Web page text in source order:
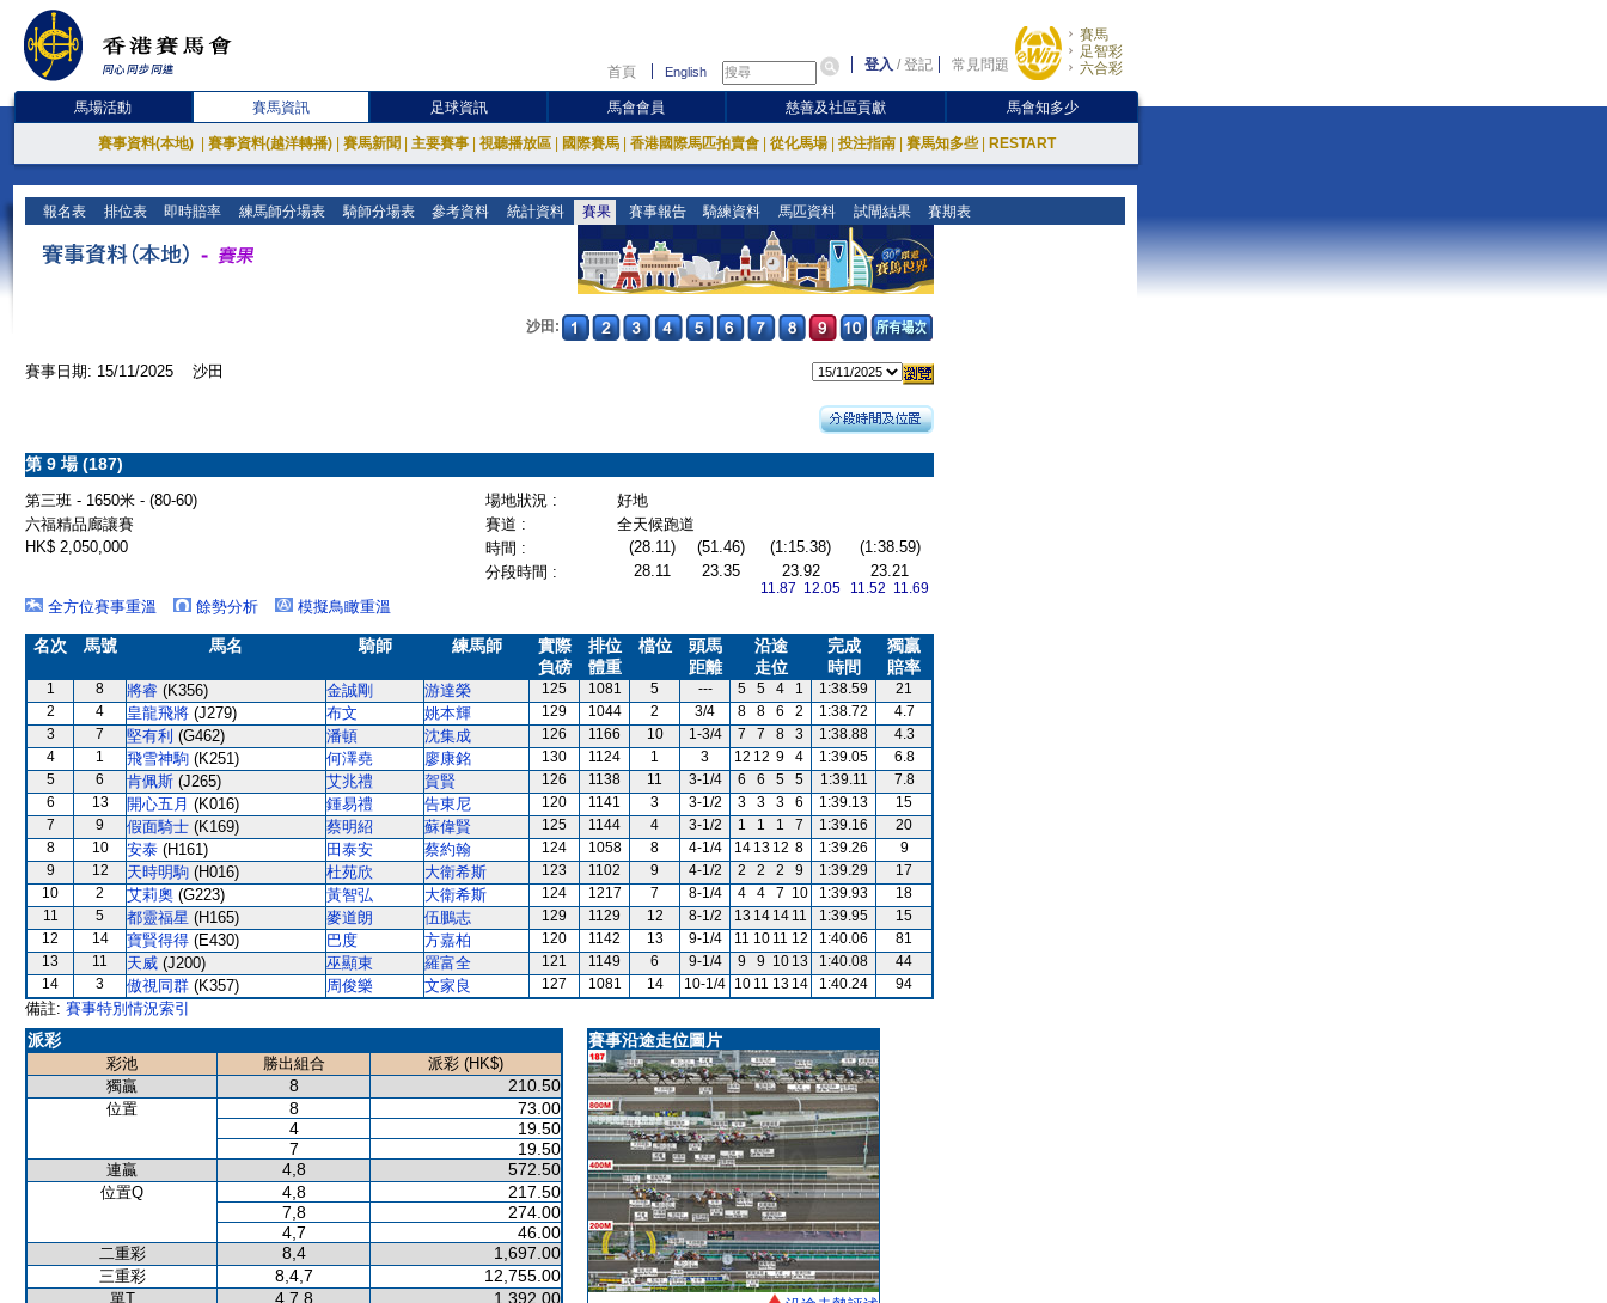
首頁 English 登入 /登記 常見問題
賽馬
足智彩
六合彩
馬場活動 賽馬資訊 足球資訊 馬會會員 慈善及社區貢獻 馬會知多少
賽事資料(本地) 賽事資料(越洋轉播) 賽馬新聞 主要賽事 視聽播放區 國際賽馬 香港國際馬匹拍賣會 從化馬場 投注指南 賽馬知多些 RESTART
報名表 排位表 即時賠率 練馬師分場表 騎師分場表 參考資料 統計資料 賽果 賽事報告 騎練資料 馬匹資料 試閘結果 賽期表
沙田:
賽事日期: 15/11/2025 沙田
第 9 場 (187)
第三班 - 1650米 - (80-60) 場地狀況 :
好地
六福精品廊讓賽
賽道 :
全天候跑道
HK$ 2,050,000
時間 : (28.11) (51.46) (1:15.38)
(1:38.59)
分段時間 :
28.11 23.35 23.92
11.87 12.05
23.21
11.52 11.69
全方位賽事重溫 餘勢分析 模擬鳥瞰重溫
名次 馬號 馬名 騎師 練馬師
實際
負磅
排位
體重
檔位
頭馬
距離
沿途
走位
完成
時間
獨贏
賠率
1 8 將睿 (K356) 金誠剛 游達榮 125 1081 5 --- 5 5 4 1 1:38.59
21
2
4 皇龍飛將 (J279) 布文 姚本輝 129 1044 2 3/4 8 8 6 2 1:38.72
4.7
3
7 堅有利 (G462) 潘頓 沈集成 126 1166 10 1-3/4 7 7 8 3 1:38.88
4.3
4
1 飛雪神駒 (K251) 何澤堯 廖康銘 130 1124 1 3 12 12 9 4 1:39.05
6.8
5
6 肯佩斯 (J265) 艾兆禮 賀賢 126 1138 11 3-1/4 6 6 5 5 1:39.11
7.8
6
13 開心五月 (K016) 鍾易禮 告東尼 120 1141 3 3-1/2 3 3 3 6 1:39.13
15
7
9 假面騎士 (K169) 蔡明紹 蘇偉賢 125 1144 4 3-1/2 1 1 1 7 1:39.16
20
8
10 安泰 (H161) 田泰安 蔡約翰 124 1058 8 4-1/4 14 13 12 8 1:39.26
9
9
12 天時明駒 (H016) 杜苑欣 大衛希斯 123 1102 9 4-1/2 2 2 2 9 1:39.29
17
10
2 艾莉奧 (G223) 黃智弘 大衛希斯 124 1217 7 8-1/4 4 4 7 10 1:39.93
18
11
5 都靈福星 (H165) 麥道朗 伍鵬志 129 1129 12 8-1/2 13 14 14 11 1:39.95
15
12
14 寶賢得得 (E430) 巴度 方嘉柏 120 1142 13 9-1/4 11 10 11 12 1:40.06
81
13
11 天威 (J200) 巫顯東 羅富全 121 1149 6 9-1/4 9 9 10 13 1:40.08
44
14
3 傲視同群 (K357) 周俊樂 文家良 127 1081 14 10-1/4 10 11 13 14 1:40.24 94
備註: 賽事特別情況索引
派彩
彩池 勝出組合
派彩 (HK$)
獨贏
8 210.50
位置 8
73.00
4
19.50
7
19.50
連贏 4,8 572.50
位置Q 4,8
217.50
7,8
274.00
4,7
46.00
二重彩 8,4 1,697.00
三重彩 8,4,7 12,755.00
單T 4,7,8 1,392.00
賽事沿途走位圖片